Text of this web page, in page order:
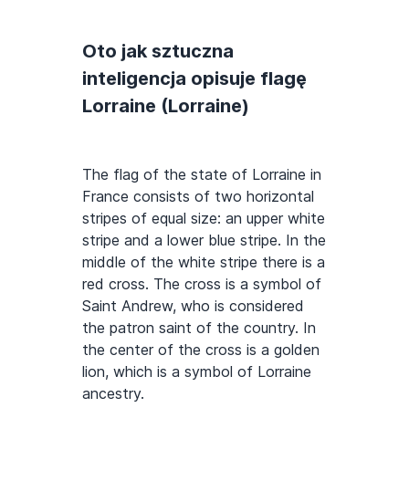
Oto jak sztuczna
inteligencja opisuje flagę
Lorraine (Lorraine)
The flag of the state of Lorraine in
France consists of two horizontal
stripes of equal size: an upper white
stripe and a lower blue stripe. In the
middle of the white stripe there is a
red cross. The cross is a symbol of
Saint Andrew, who is considered
the patron saint of the country. In
the center of the cross is a golden
lion, which is a symbol of Lorraine
ancestry.